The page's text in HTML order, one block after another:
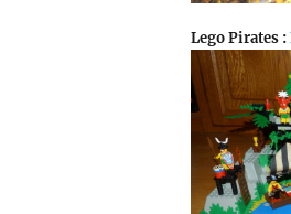
Lego Pirates :